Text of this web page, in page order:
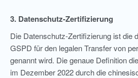
3. Datenschutz-Zertifizierung
Die Datenschutz-Zertifizierung ist die
GSPD für den legalen Transfer von
genannt wird. Die genaue Definition
im Dezember 2022 durch die